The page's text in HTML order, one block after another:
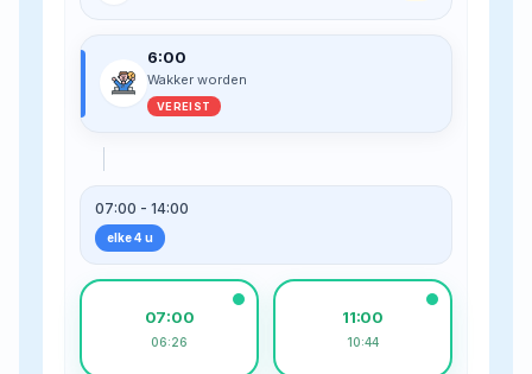
6:00
Wakker worden
VEREIST
07:00 - 14:00
elke 4 u
07:00
06:26
11:00
10:44